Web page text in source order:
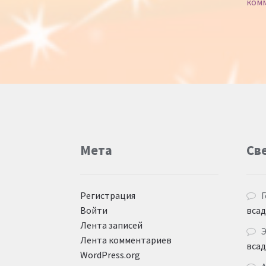
Мета
Регистрация
Войти
Лента записей
Лента комментариев
WordPress.org